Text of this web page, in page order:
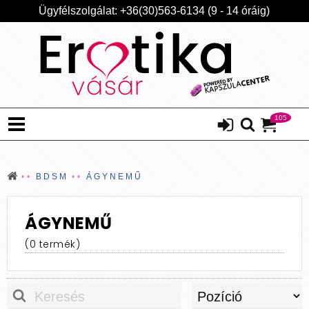
Ügyfélszolgálat: +36(30)563-6134 (9 - 14 óráig)
105
BDSM ÁGYNEMŰ
ÁGYNEMŰ
(0 termék)